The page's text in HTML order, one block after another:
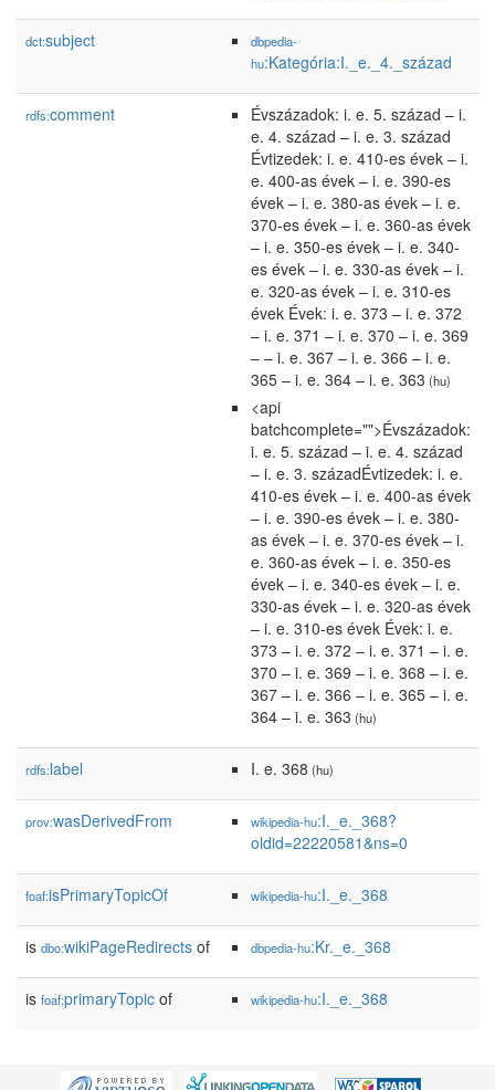
dct:subject
dbpedia-
hu:Kategória:I._e._4._század
rdfs:comment
Évszázadok: i. e. 5. század – i.
e. 4. század – i. e. 3. század
Évtizedek: i. e. 410-es évek – i.
e. 400-as évek – i. e. 390-es
évek – i. e. 380-as évek – i. e.
370-es évek – i. e. 360-as évek
– i. e. 350-es évek – i. e. 340-
es évek – i. e. 330-as évek – i.
e. 320-as évek – i. e. 310-es
évek Évek: i. e. 373 – i. e. 372
– i. e. 371 – i. e. 370 – i. e. 369
– – i. e. 367 – i. e. 366 – i. e.
365 – i. e. 364 – i. e. 363 (hu)
<api
batchcomplete="">Évszázadok:
i. e. 5. század – i. e. 4. század
– i. e. 3. századÉvtizedek: i. e.
410-es évek – i. e. 400-as évek
– i. e. 390-es évek – i. e. 380-
as évek – i. e. 370-es évek – i.
e. 360-as évek – i. e. 350-es
évek – i. e. 340-es évek – i. e.
330-as évek – i. e. 320-as évek
– i. e. 310-es évek Évek: i. e.
373 – i. e. 372 – i. e. 371 – i. e.
370 – i. e. 369 – i. e. 368 – i. e.
367 – i. e. 366 – i. e. 365 – i. e.
364 – i. e. 363 (hu)
rdfs:label I. e. 368 (hu)
prov:wasDerivedFrom wikipedia-hu:I._e._368?
oldid=22220581&ns=0
foaf:isPrimaryTopicOf wikipedia-hu:I._e._368
is dbo:wikiPageRedirects of dbpedia-hu:Kr._e._368
is foaf:primaryTopic of wikipedia-hu:I._e._368